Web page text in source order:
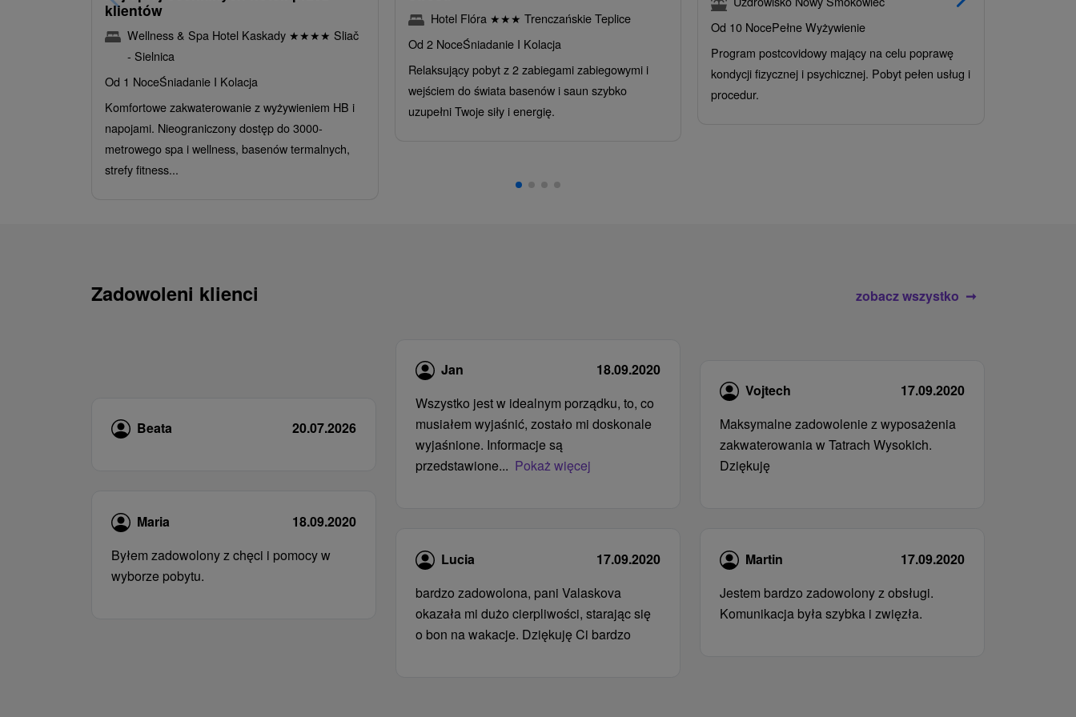
klientów
Wellness & Spa Hotel Kaskady ★★★★ Sliač
- Sielnica
Od 1 NoceŚniadanie I Kolacja
Komfortowe zakwaterowanie z wyżywieniem HB i
napojami. Nieograniczony dostęp do 3000-
metrowego spa i wellness, basenów termalnych,
strefy fitness...
Hotel Flóra ★★★ Trenczańskie Teplice
Od 2 NoceŚniadanie I Kolacja
Relaksujący pobyt z 2 zabiegami zabiegowymi i
wejściem do świata basenów i saun szybko
uzupełni Twoje siły i energię.
Od 10 NocePełne Wyżywienie
Program postcovidowy mający na celu poprawę
kondycji fizycznej i psychicznej. Pobyt pełen usług i
procedur.
Zadowoleni klienci zobacz wszystko
Beata 20.07.2026
Maria
18.09.2020
Byłem zadowolony z chęci i pomocy w
wyborze pobytu.
Jan
18.09.2020
Wszystko jest w idealnym porządku, to, co
musiałem wyjaśnić, zostało mi doskonale
wyjaśnione. Informacje są
przedstawione... Pokaż więcej
Lucia
17.09.2020
bardzo zadowolona, ​​pani Valaskova
okazała mi dużo cierpliwości, starając się
o bon na wakacje. Dziękuję Ci bardzo
Vojtech
17.09.2020
Maksymalne zadowolenie z wyposażenia
zakwaterowania w Tatrach Wysokich.
Dziękuję
Martin
17.09.2020
Jestem bardzo zadowolony z obsługi.
Komunikacja była szybka i zwięzła.